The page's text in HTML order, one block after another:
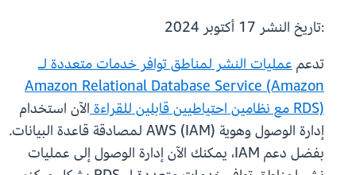
:تاريخ النشر
تدعمعمليات النشر لمناطق توافر خدمات متعددة لـ
Amazon Relational Database Service (Amazon
RDS) مع نظامين احتياطيين قابلين للقراءة
الآن استخدام
إدارة الوصول وهوية AWS (IAM) لمصادقة قاعدة البيانات.
بفضل دعم IAM، يمكنك الآن إدارة الوصول إلى عمليات